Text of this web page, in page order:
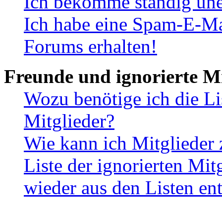
Ich habe eine Spam-E-
Forums erhalten!
Freunde und ignorierte
Wozu benötige ich die
Mitglieder?
Wie kann ich Mitglieder
Liste der ignorierten
wieder aus den Listen